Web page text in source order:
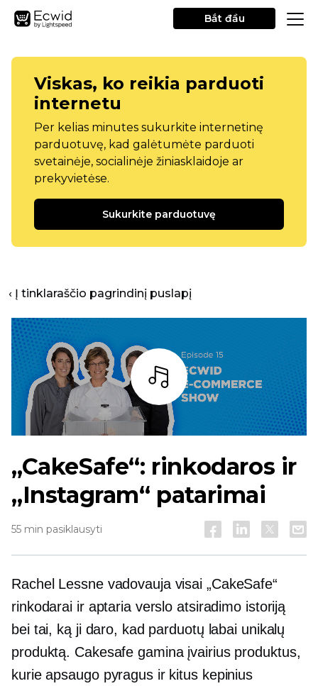
Bắt đầu
Viskas, ko reikia parduoti
internetu
Per kelias minutes sukurkite internetinę
parduotuvę, kad galėtumėte parduoti
svetainėje, socialinėje žiniasklaidoje ar
prekyvietėse.
Sukurkite parduotuvę
‹ Į tinklaraščio pagrindinį puslapį
Baras
„CakeSafe“: rinkodaros ir
„Instagram“ patarimai
55 min pasiklausyti
Rachel Lessne vadovauja visai „CakeSafe“
rinkodarai ir aptaria verslo atsiradimo istoriją
bei tai, ką ji daro, kad parduotų labai unikalų
produktą. Cakesafe gamina įvairius produktus,
kurie apsaugo pyragus ir kitus kepinius